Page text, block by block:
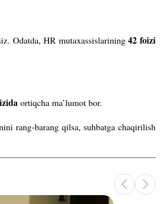
Odatda, HR mutaxassislarining42 foizi
ortiqcha ma’lumot bor.
rang-barang qilsa, suhbatga chaqirilish